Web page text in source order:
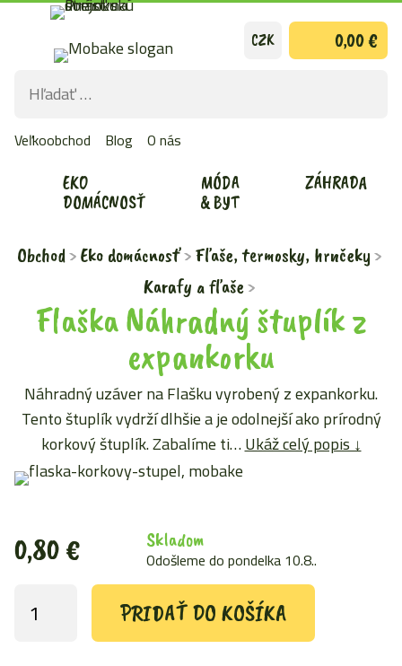
Preskočiť
EKO
DOMÁCNOSŤ
MÓDA
& BYT
ZÁHRADA
Veľkoobchod Blog O nás
Hľadať:
CZK 0,00 €
Obchod Eko domácnosť
Fľaše, termosky, hrnčeky
Karafy a fľaše
Flaška Náhradný štuplík z
expankorku
Náhradný uzáver na Flašku vyrobený z expankorku.
Tento štuplík vydrží dlhšie a je odolnejší ako prírodný
korkový štuplík. Zabalíme ti…Ukáž celý popis ↓
0,80€ Skladom
Odošleme do pondelka 10.8..
množstvo PRIDAŤ DO KOŠÍKA